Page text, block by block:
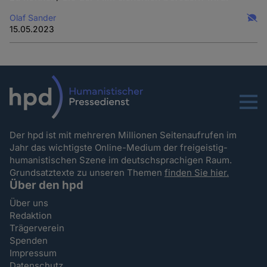
Olaf Sander
15.05.2023
Menu
Der hpd ist mit mehreren Millionen Seitenaufrufen im
Jahr das wichtigste Online-Medium der freigeistig-
humanistischen Szene im deutschsprachigen Raum.
Grundsatztexte zu unseren Themenfinden Sie hier.
Über den hpd
Über uns
Redaktion
Trägerverein
Spenden
Impressum